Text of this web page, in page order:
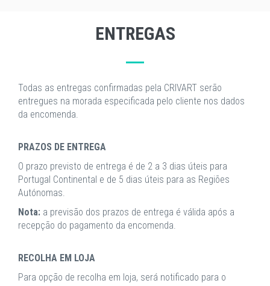
ENTREGAS
Todas as entregas confirmadas pela CRIVART serão
entregues na morada especificada pelo cliente nos dados
da encomenda.
PRAZOS DE ENTREGA
O prazo previsto de entrega é de 2 a 3 dias úteis para
Portugal Continental e de 5 dias úteis para as Regiões
Autónomas.
Nota: a previsão dos prazos de entrega é válida após a
recepção do pagamento da encomenda.
RECOLHA EM LOJA
Para opção de recolha em loja, será notificado para o